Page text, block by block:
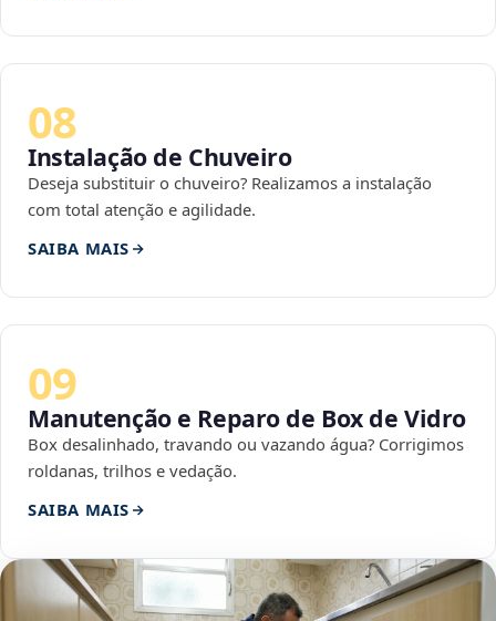
08
Instalação de Chuveiro
Deseja substituir o chuveiro? Realizamos a instalação
com total atenção e agilidade.
SAIBA MAIS
09
Manutenção e Reparo de Box de Vidro
Box desalinhado, travando ou vazando água? Corrigimos
roldanas, trilhos e vedação.
SAIBA MAIS